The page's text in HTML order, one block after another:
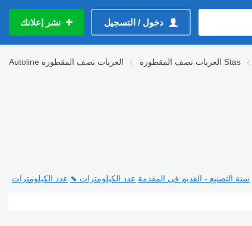
دخول / التسجيل نشر إعلانك
Autoline العربات نصف المقطورة العربات نصف المقطورة Stas
سنة التصنيع - القديم في المقدمة عدد الكيلومترات ⬊ عدد الكيلومترات